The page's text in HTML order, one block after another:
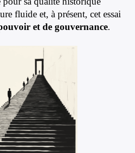
fluide et, à présent, cet essai
et de gouvernance.